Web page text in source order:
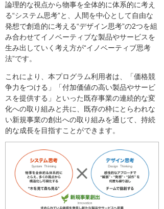
論理的な視点から物事を全体的に体系的に考え
る“システム思考”と、人間を中心として自由な
発想で創造的に考える“デザイン思考”の2つを組
み合わせてイノベーティブな製品やサービスを
生み出していく考え方が“イノベーティブ思考
法”です。
これにより、本プログラム利用者は、「価格競
争力をつける」「付加価値の高い製品やサービ
スを提供する」といった既存事業の連続的な変
化への取り組みと共に、既存の枠にとらわれな
い新規事業の創出への取り組みを通じて、持続
的な成長を目指すことができます。